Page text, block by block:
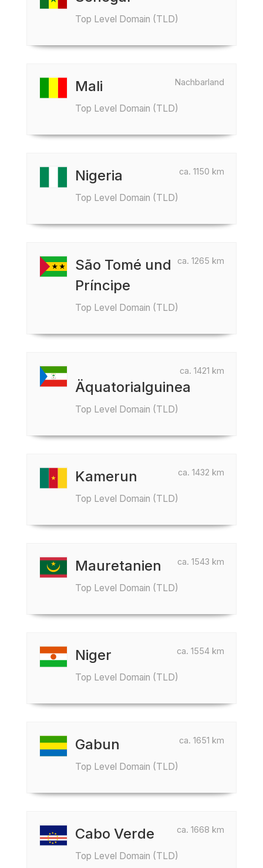
Top Level Domain (TLD)
Nachbarland
Mali
Top Level Domain (TLD)
ca. 1150 km
Nigeria
Top Level Domain (TLD)
ca. 1265 km
São Tomé und
Príncipe
Top Level Domain (TLD)
ca. 1421 km
Äquatorialguinea
Top Level Domain (TLD)
ca. 1432 km
Kamerun
Top Level Domain (TLD)
ca. 1543 km
Mauretanien
Top Level Domain (TLD)
ca. 1554 km
Niger
Top Level Domain (TLD)
ca. 1651 km
Gabun
Top Level Domain (TLD)
ca. 1668 km
Cabo Verde
Top Level Domain (TLD)